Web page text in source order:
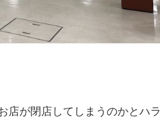
店が閉店してしまうのかとハラ